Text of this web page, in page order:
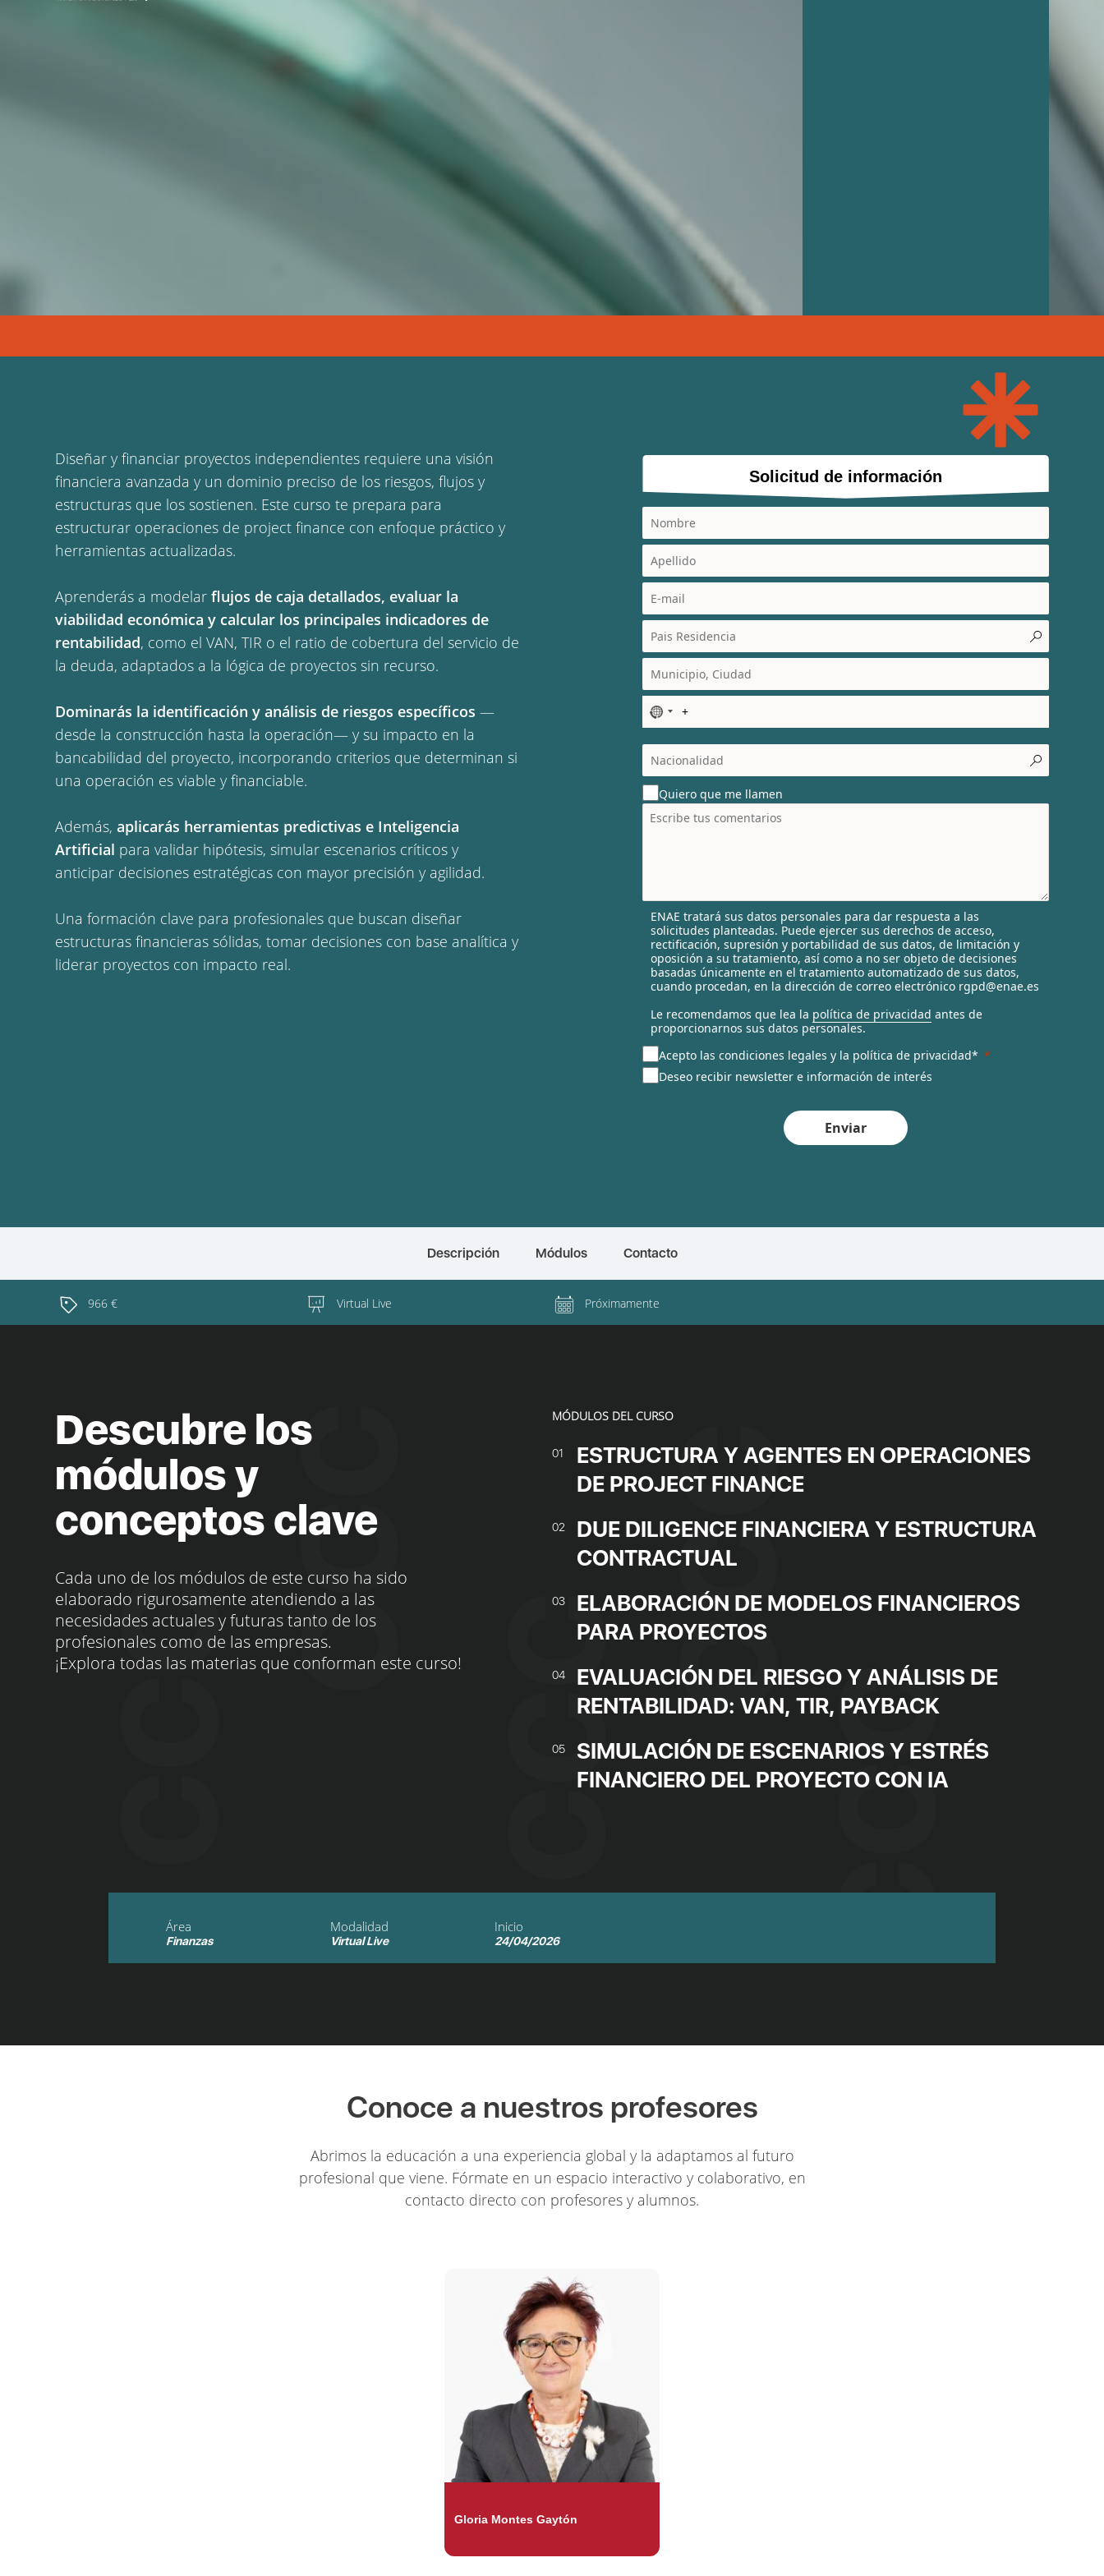
Diseñar y financiar proyectos independientes requiere una visión
financiera avanzada y un dominio preciso de los riesgos, flujos y
estructuras que los sostienen. Este curso te prepara para
estructurar operaciones de project finance con enfoque práctico y
herramientas actualizadas.
Aprenderás a modelarflujos de caja detallados, evaluar la
viabilidad económica y calcular los principales indicadores de
rentabilidad, como el VAN, TIR o el ratio de cobertura del servicio de
la deuda, adaptados a la lógica de proyectos sin recurso.
Dominarás la identificación y análisis de riesgos específicos —
desde la construcción hasta la operación— y su impacto en la
bancabilidad del proyecto, incorporando criterios que determinan si
una operación es viable y financiable.
Además,aplicarás herramientas predictivas e Inteligencia
Artificial para validar hipótesis, simular escenarios críticos y
anticipar decisiones estratégicas con mayor precisión y agilidad.
Una formación clave para profesionales que buscan diseñar
estructuras financieras sólidas, tomar decisiones con base analítica y
liderar proyectos con impacto real.
Solicitud de información
N
o
c
o
u
n
t
l
e
c
t
e
d
Quiero que me llamen
ENAE tratará sus datos personales para dar respuesta a las
solicitudes planteadas. Puede ejercer sus derechos de acceso,
rectificación, supresión y portabilidad de sus datos, de limitación y
oposición a su tratamiento, así como a no ser objeto de decisiones
basadas únicamente en el tratamiento automatizado de sus datos,
cuando procedan, en la dirección de correo electrónico rgpd@enae.es
Le recomendamos que lea la política de privacidad antes de
proporcionarnos sus datos personales.
Acepto las condiciones legales y la política de privacidad*
Deseo recibir newsletter e información de interés
Enviar
Descripción Módulos Contacto
966 € Virtual Live Próximamente
Descubre los
módulos y
conceptos clave
Cada uno de los módulos de este curso ha sido
elaborado rigurosamente atendiendo a las
necesidades actuales y futuras tanto de los
profesionales como de las empresas.
¡Explora todas las materias que conforman este curso!
MÓDULOS DEL CURSO
01
ESTRUCTURA Y AGENTES EN OPERACIONES
DE PROJECT FINANCE
02
DUE DILIGENCE FINANCIERA Y ESTRUCTURA
CONTRACTUAL
03
ELABORACIÓN DE MODELOS FINANCIEROS
PARA PROYECTOS
04
EVALUACIÓN DEL RIESGO Y ANÁLISIS DE
RENTABILIDAD: VAN, TIR, PAYBACK
05
SIMULACIÓN DE ESCENARIOS Y ESTRÉS
FINANCIERO DEL PROYECTO CON IA
Área
Finanzas
Modalidad
Virtual Live
Inicio
24/04/2026
Conoce a nuestros profesores
Abrimos la educación a una experiencia global y la adaptamos al futuro
profesional que viene. Fórmate en un espacio interactivo y colaborativo, en
contacto directo con profesores y alumnos.
Gloria Montes Gaytón